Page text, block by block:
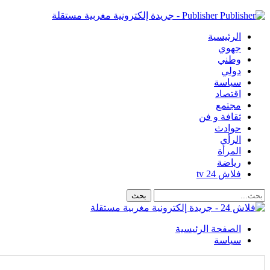
Publisher - جريدة إلكترونية مغربية مستقلة
الرئيسية
جهوي
وطني
دولي
سياسة
اقتصاد
مجتمع
ثقافة و فن
حوادث
الرأي
المرأة
رياضة
فلاش 24 tv
الصفحة الرئيسية
سياسة